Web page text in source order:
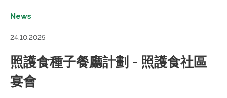
News
24.10.2025
照護食種子餐廳計劃 - 照護食社區
宴會